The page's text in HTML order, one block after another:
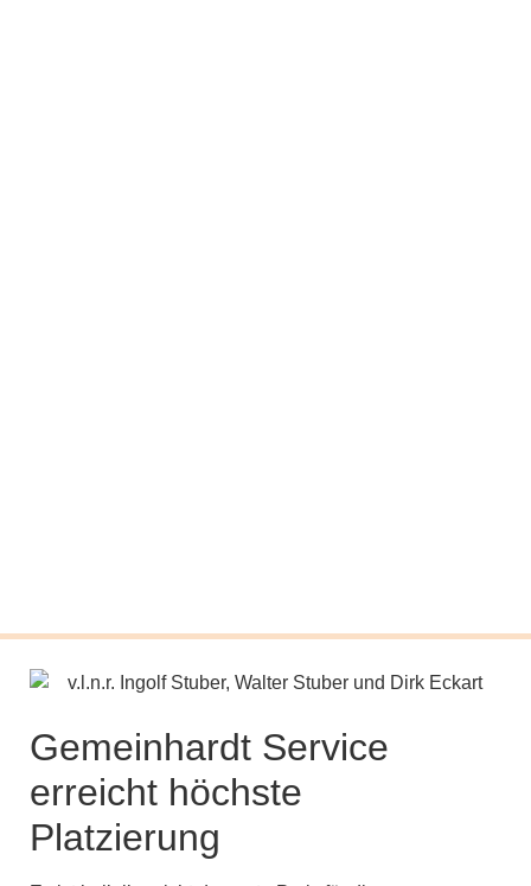
Gemeinhardt Service
erreicht höchste
Platzierung